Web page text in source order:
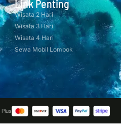
Link Penting
Wisata 2 Hari
Wisata 3 Hari
Wisata 4 Hari
Sewa Mobil Lombok